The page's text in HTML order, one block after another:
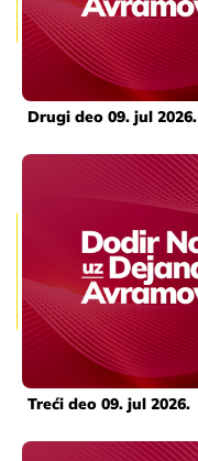
Drugi deo 09. jul 2026.
Treći deo 09. jul 2026.